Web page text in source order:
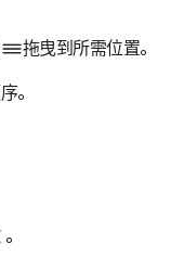
拖曳到所需位置。
。
。